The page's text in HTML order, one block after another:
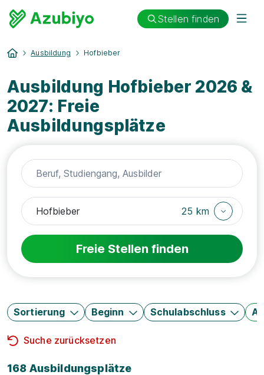
Stellen finden
Ausbildung Hofbieber
Ausbildung Hofbieber 2026 &
2027: Freie
Ausbildungsplätze
25 km
Freie Stellen finden
Sortierung Beginn Schulabschluss
Suche zurücksetzen
168 Ausbildungsplätze